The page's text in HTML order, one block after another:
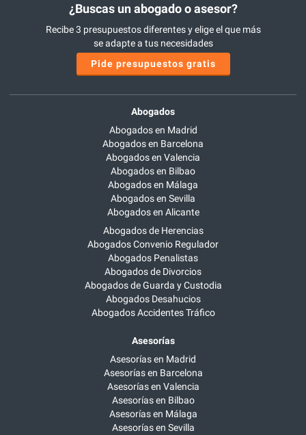
¿Buscas un abogado o asesor?
Recibe 3 presupuestos diferentes y elige el que más
se adapte a tus necesidades
Pide presupuestos gratis
Abogados
Abogados en Madrid
Abogados en Barcelona
Abogados en Valencia
Abogados en Bilbao
Abogados en Málaga
Abogados en Sevilla
Abogados en Alicante
Abogados de Herencias
Abogados Convenio Regulador
Abogados Penalistas
Abogados de Divorcios
Abogados de Guarda y Custodia
Abogados Desahucios
Abogados Accidentes Tráfico
Asesorías
Asesorías en Madrid
Asesorías en Barcelona
Asesorías en Valencia
Asesorías en Bilbao
Asesorías en Málaga
Asesorías en Sevilla